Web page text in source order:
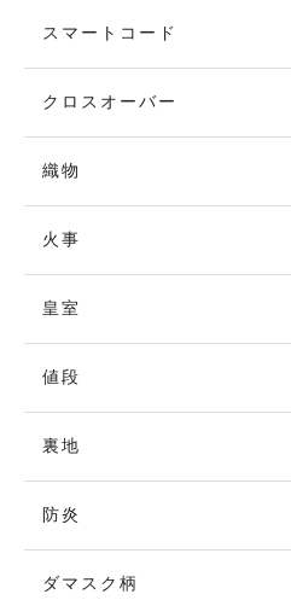
スマートコード
クロスオーバー
織物
火事
皇室
値段
裏地
防炎
ダマスク柄